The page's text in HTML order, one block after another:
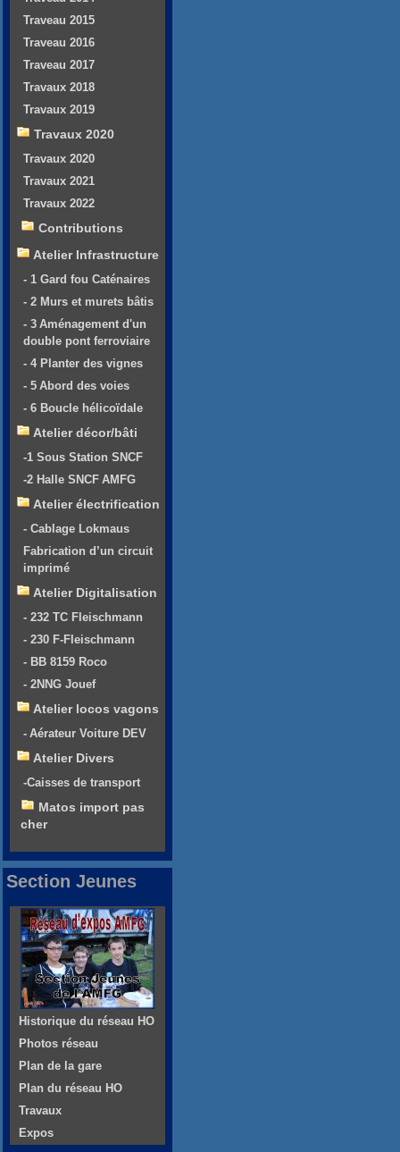
Traveau 2015
Traveau 2016
Traveau 2017
Travaux 2018
Travaux 2019
Travaux 2020
Travaux 2020
Travaux 2021
Travaux 2022
Contributions
Atelier Infrastructure
- 1 Gard fou Caténaires
- 2 Murs et murets bâtis
- 3 Aménagement d'un
double pont ferroviaire
- 4 Planter des vignes
- 5 Abord des voies
- 6 Boucle hélicoïdale
Atelier décor/bâti
-1 Sous Station SNCF
-2 Halle SNCF AMFG
Atelier électrification
- Cablage Lokmaus
Fabrication d’un circuit
imprimé
Atelier Digitalisation
- 232 TC Fleischmann
- 230 F-Fleischmann
- BB 8159 Roco
- 2NNG Jouef
Atelier locos vagons
- Aérateur Voiture DEV
Atelier Divers
-Caisses de transport
Matos import pas
cher
Section Jeunes
Historique du réseau HO
Photos réseau
Plan de la gare
Plan du réseau HO
Travaux
Expos